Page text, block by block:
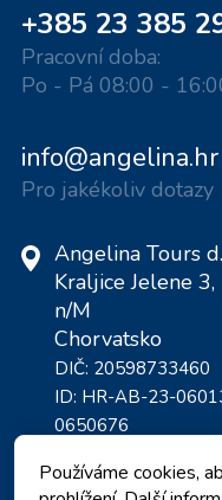
+385 23 385
Pracovní doba:
Po - Pá 08:00 -
info@angelina.hr
Pro jakékoliv dotazy
Angelina Tours
Kraljice Jelene
n/M
Chorvatsko
DIČ: 20598733460
ID: HR-AB-23-
0650676
Používáme cookies,